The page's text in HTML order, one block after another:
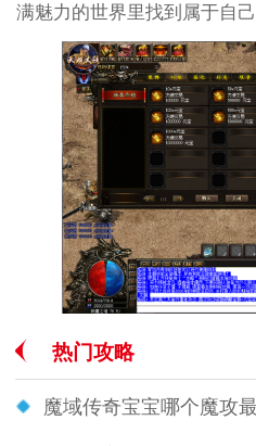
满魅力的世界里找到属于自己
热门攻略
魔域传奇宝宝哪个魔攻